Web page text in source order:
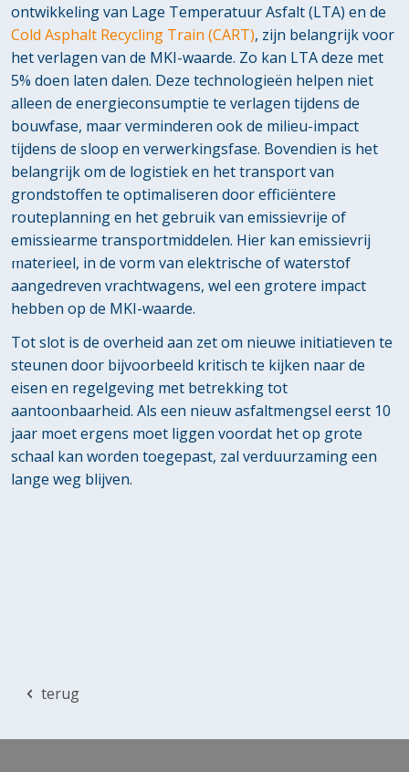
ontwikkeling van Lage Temperatuur Asfalt (LTA) en de
Cold Asphalt Recycling Train (CART), zijn belangrijk voor
het verlagen van de MKI-waarde. Zo kan LTA deze met
5% doen laten dalen. Deze technologieën helpen niet
alleen de energieconsumptie te verlagen tijdens de
bouwfase, maar verminderen ook de milieu-impact
tijdens de sloop en verwerkingsfase. Bovendien is het
belangrijk om de logistiek en het transport van
grondstoffen te optimaliseren door efficiëntere
routeplanning en het gebruik van emissievrije of
emissiearme transportmiddelen. Hier kan emissievrij
materieel, in de vorm van elektrische of waterstof
aangedreven vrachtwagens, wel een grotere impact
hebben op de MKI-waarde.
Tot slot is de overheid aan zet om nieuwe initiatieven te
steunen door bijvoorbeeld kritisch te kijken naar de
eisen en regelgeving met betrekking tot
aantoonbaarheid. Als een nieuw asfaltmengsel eerst 10
jaar moet ergens moet liggen voordat het op grote
schaal kan worden toegepast, zal verduurzaming een
lange weg blijven.
terug